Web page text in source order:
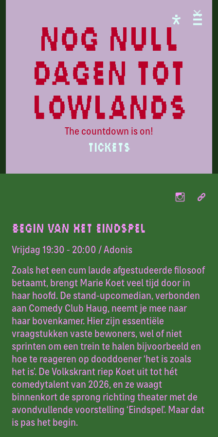
nog null
dagen tot
lowlands
The countdown is on!
TICKETS
Marie Koet
BEGIN VAN HET EINDSPEL
Vrijdag 19:30 - 20:00 / Adonis
Zoals het een cum laude afgestudeerde filosoof
betaamt, brengt Marie Koet veel tijd door in
haar hoofd. De stand-upcomedian, verbonden
aan Comedy Club Haug, neemt je mee naar
haar bovenkamer. Hier zijn essentiële
vraagstukken vaste bewoners, wel of niet
sprinten om een trein te halen bijvoorbeeld en
hoe te reageren op dooddoener ‘het is zoals
het is’. De Volkskrant riep Koet uit tot hét
comedytalent van 2026, en ze waagt
binnenkort de sprong richting theater met de
avondvullende voorstelling ‘Eindspel’. Maar dat
is pas het begin.